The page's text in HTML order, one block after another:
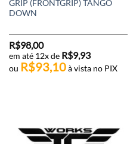
GRIP (FRONTGRIP) TANGO
DOWN
R$98,00
em até 12x de R$9,93
ou R$93,10 à vista no PIX